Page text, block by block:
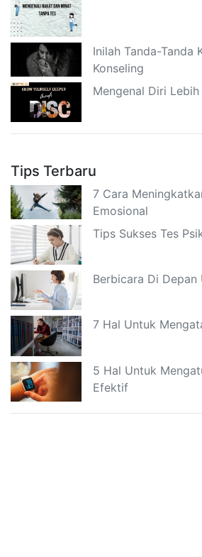
Inilah Tanda-Tanda
Konseling
Mengenal Diri Lebih
Tips Terbaru
7 Cara
Emosional
Tips Sukses Tes
Berbicara Di Depan
7 Hal Untuk
5 Hal Untuk
Efektif